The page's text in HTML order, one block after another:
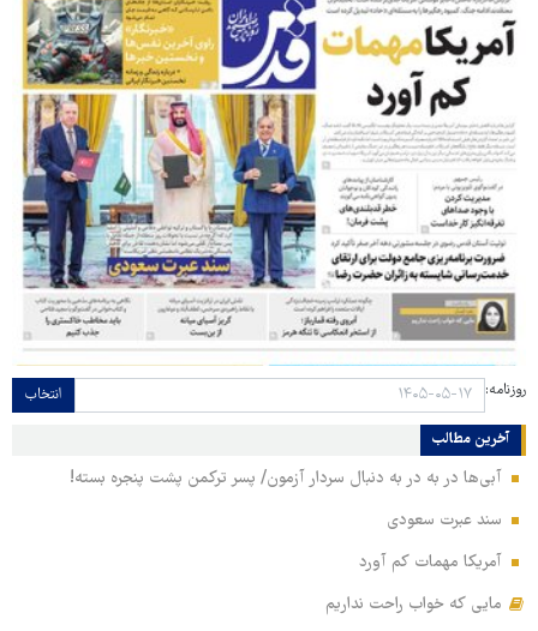
روزنامه: انتخاب
آخرین مطالب
آبی‌ها در به در به دنبال سردار آزمون/ پسر ترکمن پشت پنجره بسته!
سند عبرت سعودی
آمریکا مهمات کم آورد
مایی که خواب راحت نداریم